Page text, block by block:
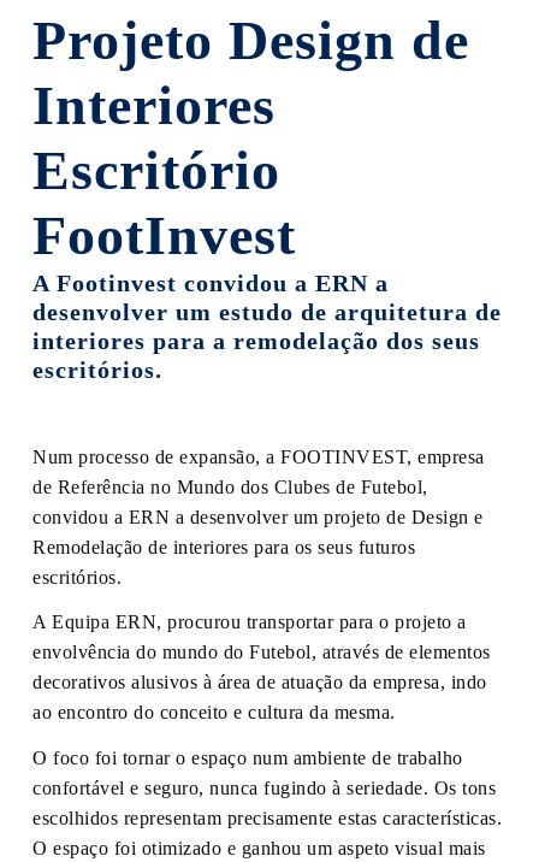
Projeto Design de
Interiores
Escritório
FootInvest
A Footinvest convidou a ERN a
desenvolver um estudo de arquitetura de
interiores para a remodelação dos seus
escritórios.
Num processo de expansão, a FOOTINVEST, empresa
de Referência no Mundo dos Clubes de Futebol,
convidou a ERN a desenvolver um projeto de Design e
Remodelação de interiores para os seus futuros
escritórios.
A Equipa ERN, procurou transportar para o projeto a
envolvência do mundo do Futebol, através de elementos
decorativos alusivos à área de atuação da empresa, indo
ao encontro do conceito e cultura da mesma.
O foco foi tornar o espaço num ambiente de trabalho
confortável e seguro, nunca fugindo à seriedade. Os tons
escolhidos representam precisamente estas características.
O espaço foi otimizado e ganhou um aspeto visual mais